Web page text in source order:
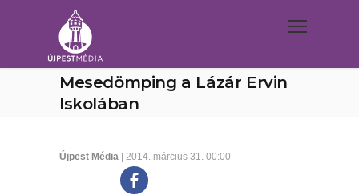
Mesedömping a Lázár Ervin
Iskolában
Újpest Média | 2014. március 31. 00:00